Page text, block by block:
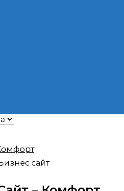
(8)
сайт